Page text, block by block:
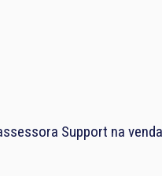
Support na